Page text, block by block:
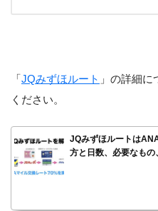
「JQみずほルート 」の詳細
ください。
JQみずほルートは
方と日数、必要なもの